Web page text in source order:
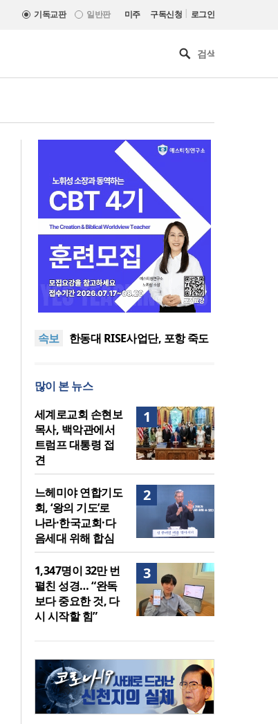
기독교판 일반판 미주 구독신청 | 로그인
속보
느헤미야 연합기도회, ‘왕의 기
위해 합심
희망의 미래를 향하여”
한동대 RISE사업단, 포항 죽도
대전 유치
신학의 방향은?
느헤미야 연합기도회, ‘왕의 기
도’로 나라·한국교회·다음세대
위해 합심
세기총 “자유를 지키며 하나 된
희망의 미래를 향하여”
많이 본 뉴스
1
세계로교회 손현보
목사, 백악관에서
트럼프 대통령 접
견
2
느헤미야 연합기도
회, ‘왕의 기도’로
나라·한국교회·다
음세대 위해 합심
3
1,347명이 32만 번
펼친 성경… “완독
보다 중요한 것, 다
시 시작할 힘”